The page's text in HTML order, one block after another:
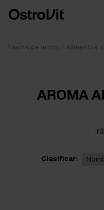
Página de inicio Alimentos
AROMA
Clasificar: